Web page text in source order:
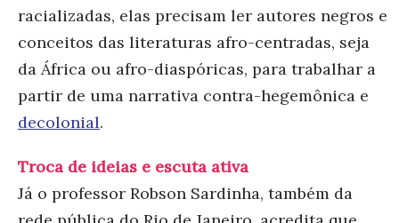
racializadas, elas precisam ler autores negros e
conceitos das literaturas afro-centradas, seja
da África ou afro-diaspóricas, para trabalhar a
partir de uma narrativa contra-hegemônica e
decolonial.
Troca de ideias e escuta ativa
Já o professor Robson Sardinha, também da